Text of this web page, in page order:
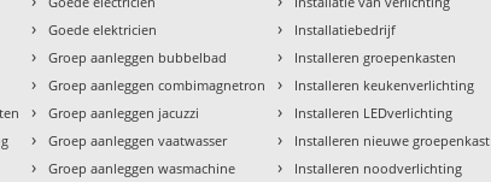
› Goede elektricien
› Groep aanleggen bubbelbad
› Groep aanleggen combimagnetron
› Groep aanleggen jacuzzi
› Groep aanleggen vaatwasser
› Groep aanleggen wasmachine
› Installatiebedrijf
› Installeren groepenkasten
› Installeren keukenverlichting
› Installeren LEDverlichting
› Installeren nieuwe groepenkast
› Installeren noodverlichting